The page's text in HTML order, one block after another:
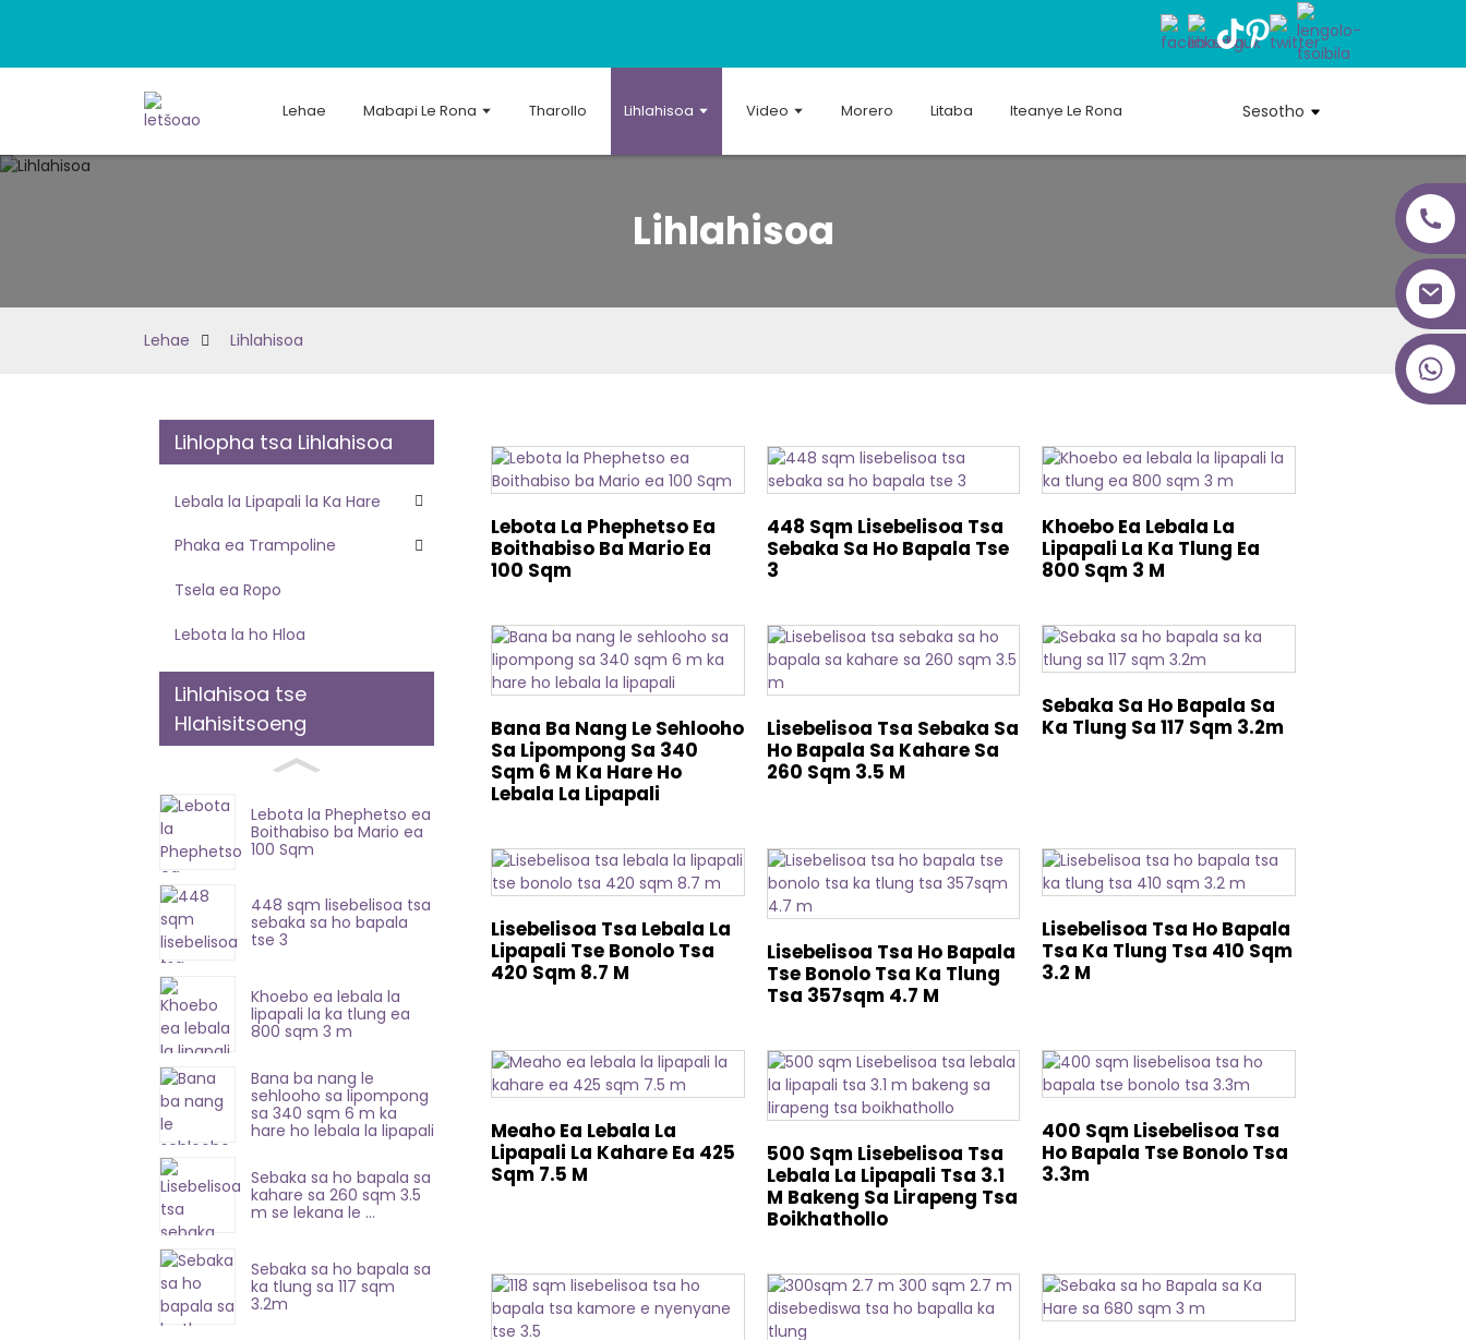
Lehae Mabapi Le Rona Tharollo Lihlahisoa Video Morero Litaba Iteanye Le Rona Sesotho
Lihlahisoa
Lehae Lihlahisoa
Lihlopha tsa Lihlahisoa
Lebala la Lipapali la Ka Hare
Phaka ea Trampoline
Tsela ea Ropo
Lebota la ho Hloa
Lihlahisoa tse
Hlahisitsoeng
Lebota la Phephetso ea
Boithabiso ba Mario ea
100 Sqm
448 sqm lisebelisoa tsa
sebaka sa ho bapala
tse 3
Khoebo ea lebala la
lipapali la ka tlung ea
800 sqm 3 m
Bana ba nang le
sehlooho sa lipompong
sa 340 sqm 6 m ka
hare ho lebala la lipapali
Sebaka sa ho bapala sa
kahare sa 260 sqm 3.5
m se lekana le ...
Sebaka sa ho bapala sa
ka tlung sa 117 sqm
3.2m
Lebota La Phephetso Ea
Boithabiso Ba Mario Ea
100 Sqm
448 Sqm Lisebelisoa Tsa
Sebaka Sa Ho Bapala Tse
3
Khoebo Ea Lebala La
Lipapali La Ka Tlung Ea
800 Sqm 3 M
Bana Ba Nang Le Sehlooho
Sa Lipompong Sa 340
Sqm 6 M Ka Hare Ho
Lebala La Lipapali
Lisebelisoa Tsa Sebaka Sa
Ho Bapala Sa Kahare Sa
260 Sqm 3.5 M
Sebaka Sa Ho Bapala Sa
Ka Tlung Sa 117 Sqm 3.2m
Lisebelisoa Tsa Lebala La
Lipapali Tse Bonolo Tsa
420 Sqm 8.7 M
Lisebelisoa Tsa Ho Bapala
Tse Bonolo Tsa Ka Tlung
Tsa 357sqm 4.7 M
Lisebelisoa Tsa Ho Bapala
Tsa Ka Tlung Tsa 410 Sqm
3.2 M
Meaho Ea Lebala La
Lipapali La Kahare Ea 425
Sqm 7.5 M
500 Sqm Lisebelisoa Tsa
Lebala La Lipapali Tsa 3.1
M Bakeng Sa Lirapeng Tsa
Boikhathollo
400 Sqm Lisebelisoa Tsa
Ho Bapala Tse Bonolo Tsa
3.3m